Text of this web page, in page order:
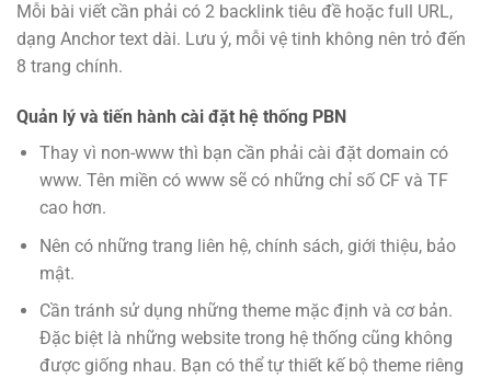
Mỗi bài viết cần phải có 2 backlink tiêu đề hoặc full URL,
dạng Anchor text dài. Lưu ý, mỗi vệ tinh không nên trỏ đến
8 trang chính.
Quản lý và tiến hành cài đặt hệ thống PBN
Thay vì non-www thì bạn cần phải cài đặt domain có
www. Tên miền có www sẽ có những chỉ số CF và TF
cao hơn.
Nên có những trang liên hệ, chính sách, giới thiệu, bảo
mật.
Cần tránh sử dụng những theme mặc định và cơ bản.
Đặc biệt là những website trong hệ thống cũng không
được giống nhau. Bạn có thể tự thiết kế bộ theme riêng